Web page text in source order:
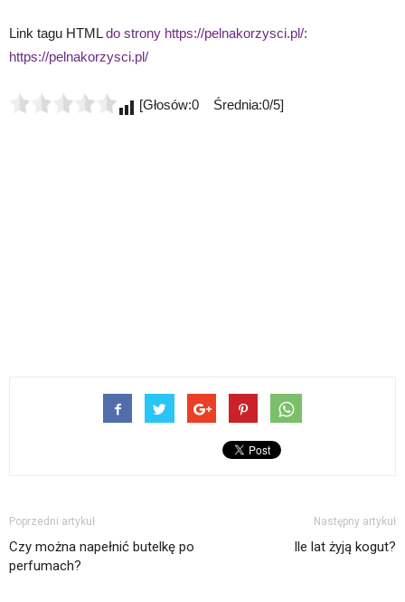
Link tagu HTMLdo strony https://pelnakorzysci.pl/:
https://pelnakorzysci.pl/
[Głosów:0 Średnia:0/5]
Poprzedni artykuł
Czy można napełnić butelkę po
perfumach?
Następny artykuł
Ile lat żyją kogut?